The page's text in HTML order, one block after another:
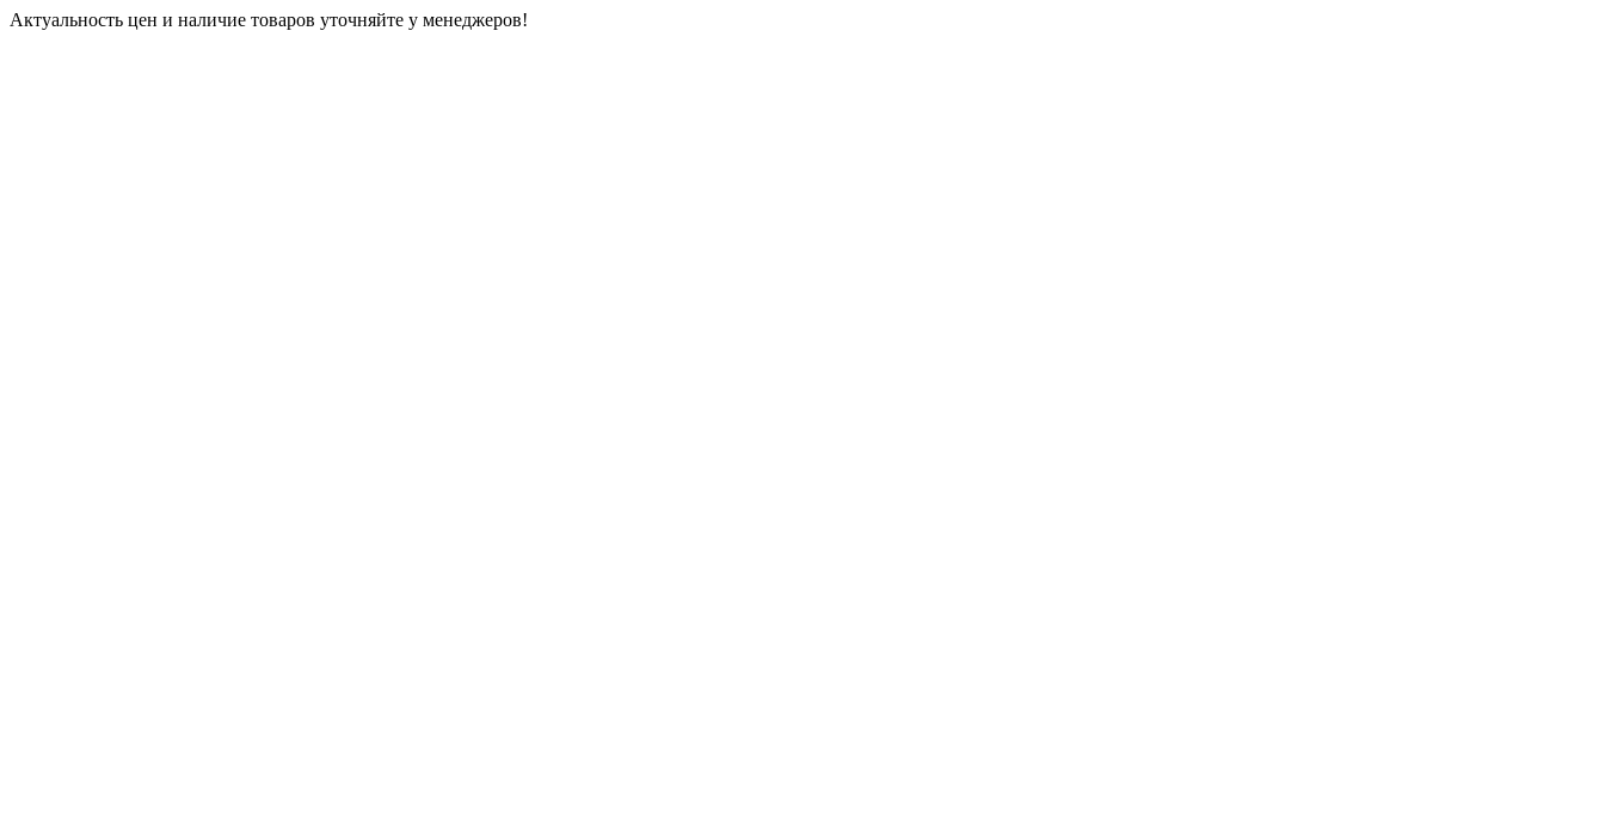
Актуальность цен и наличие товаров уточняйте у менеджеров!